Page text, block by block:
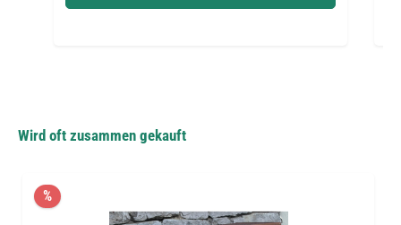
Wird oft zusammen gekauft
%